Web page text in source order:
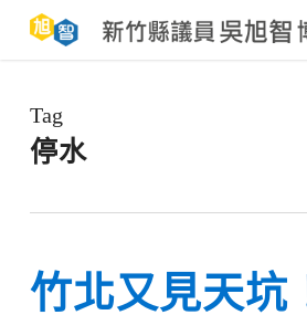
main
Tag
停水
竹北又見天坑